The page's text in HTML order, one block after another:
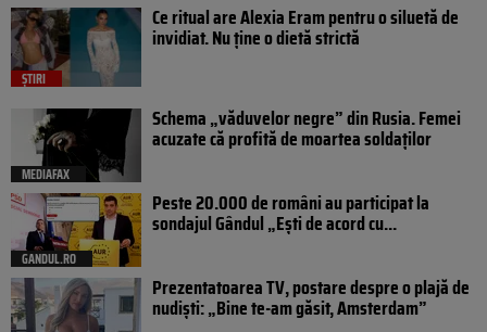
ȘTIRI
Ce ritual are Alexia Eram pentru o siluetă de
invidiat. Nu ține o dietă strictă
MEDIAFAX
Schema „văduvelor negre” din Rusia. Femei
acuzate că profită de moartea soldaților
GANDUL.RO
Peste 20.000 de români au participat la
sondajul Gândul „Ești de acord cu...
Prezentatoarea TV, postare despre o plajă de
nudiști: „Bine te-am găsit, Amsterdam”